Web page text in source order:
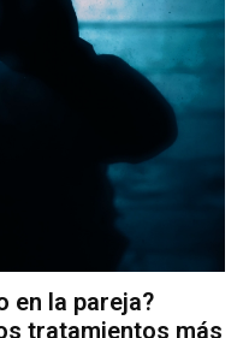
en la pareja?
tratamientos más